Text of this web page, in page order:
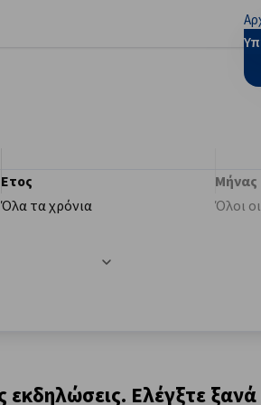
Ετος
Όλα τα χρόνια
Μήνας
Όλοι
Ελέγξτε